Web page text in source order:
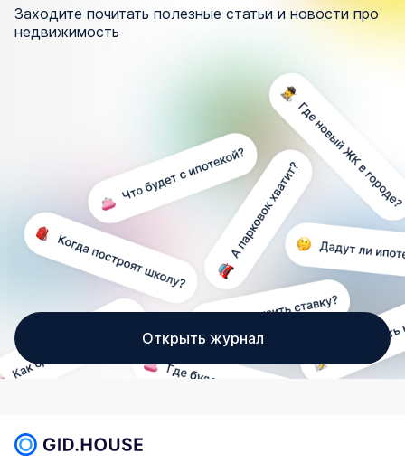
Заходите почитать полезные статьи и новости про
недвижимость
Открыть журнал